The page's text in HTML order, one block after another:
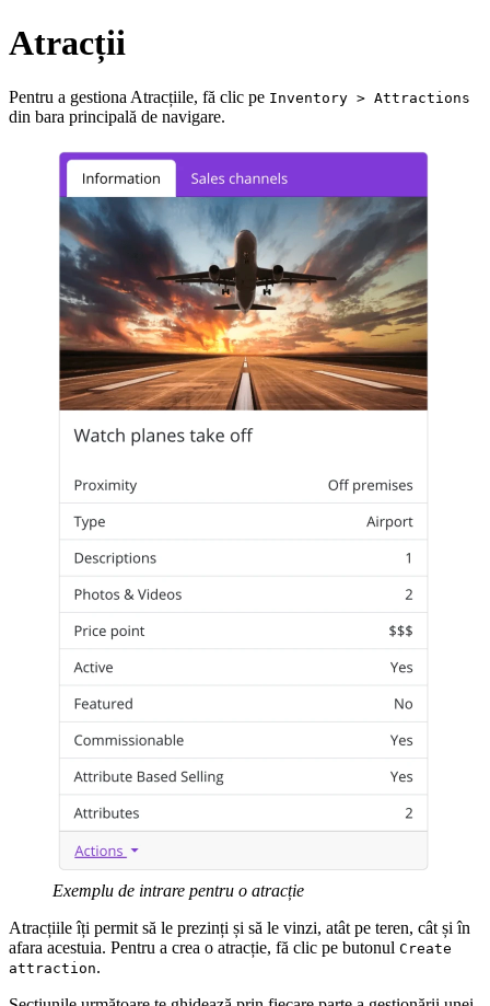
Atracții
Pentru a gestiona Atracțiile, fă clic pe Inventory > Attractions
din bara principală de navigare.
Exemplu de intrare pentru o atracție
Atracțiile îți permit să le prezinți și să le vinzi, atât pe teren, cât și în
afara acestuia. Pentru a crea o atracție, fă clic pe butonul Create
attraction.